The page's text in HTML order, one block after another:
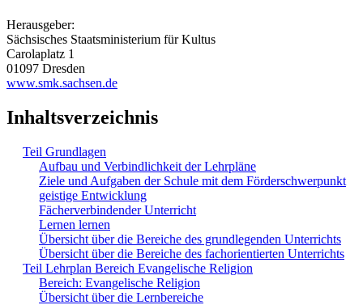
Herausgeber:
Sächsisches Staatsministerium für Kultus
Carolaplatz 1
01097 Dresden
www.smk.sachsen.de
Inhaltsverzeichnis
Teil Grundlagen
Aufbau und Verbindlichkeit der Lehrpläne
Ziele und Aufgaben der Schule mit dem Förderschwerpunkt
geistige Entwicklung
Fächerverbindender Unterricht
Lernen lernen
Übersicht über die Bereiche des grundlegenden Unterrichts
Übersicht über die Bereiche des fachorientierten Unterrichts
Teil Lehrplan Bereich Evangelische Religion
Bereich: Evangelische Religion
Übersicht über die Lernbereiche